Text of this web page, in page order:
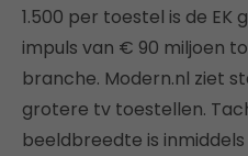
1.500 per toestel is de EK
impuls van € 90 miljoen
branche. Modern.nl ziet
grotere tv toestellen.
beeldbreedte is